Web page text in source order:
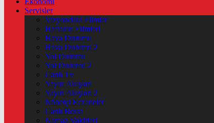
Servisler
Vizyondaki Filmler
Haftanin Filmleri
Hava Durumu
Hava Durumu 2
Yol Durumu
Yol Durumu 2
Canlı Tv
Yayın Akışları
Yayın Akışları 2
Nöbetçi Eczaneler
Canlı Borsa
Namaz Vakitleri